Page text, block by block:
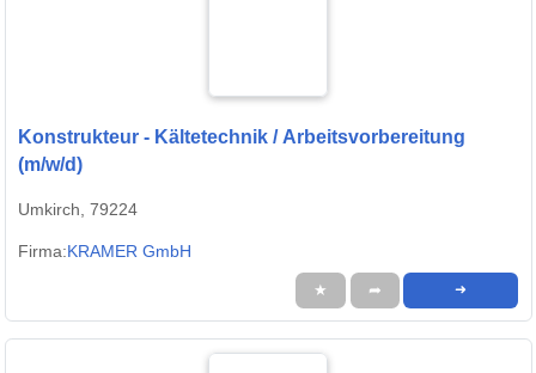
Konstrukteur - Kältetechnik / Arbeitsvorbereitung
(m/w/d)
Umkirch, 79224
Firma:KRAMER GmbH
★ ➦ ➜